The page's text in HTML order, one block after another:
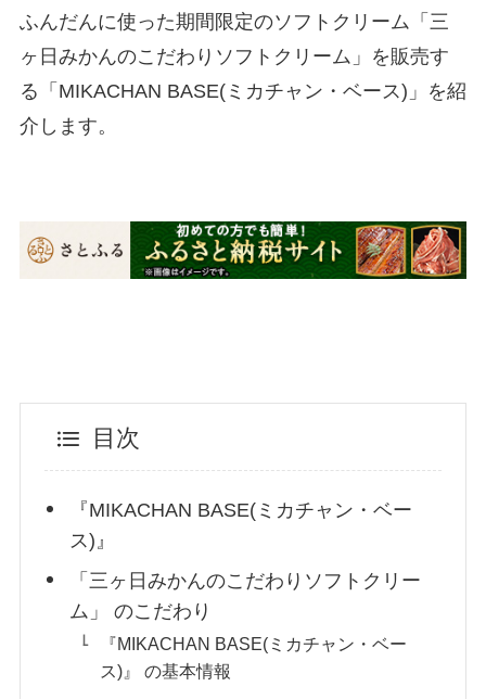
ふんだんに使った期間限定のソフトクリーム「三
ヶ日みかんのこだわりソフトクリーム」を販売す
る「MIKACHAN BASE(ミカチャン・ベース)」を紹
介します。
目次
『MIKACHAN BASE(ミカチャン・ベー
ス)』
「三ヶ日みかんのこだわりソフトクリー
ム」 のこだわり
『MIKACHAN BASE(ミカチャン・ベー
ス)』 の基本情報